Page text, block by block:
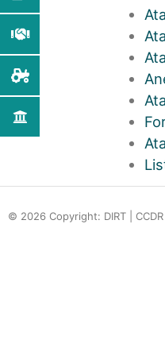
© 2026 Copyright: DIRT |